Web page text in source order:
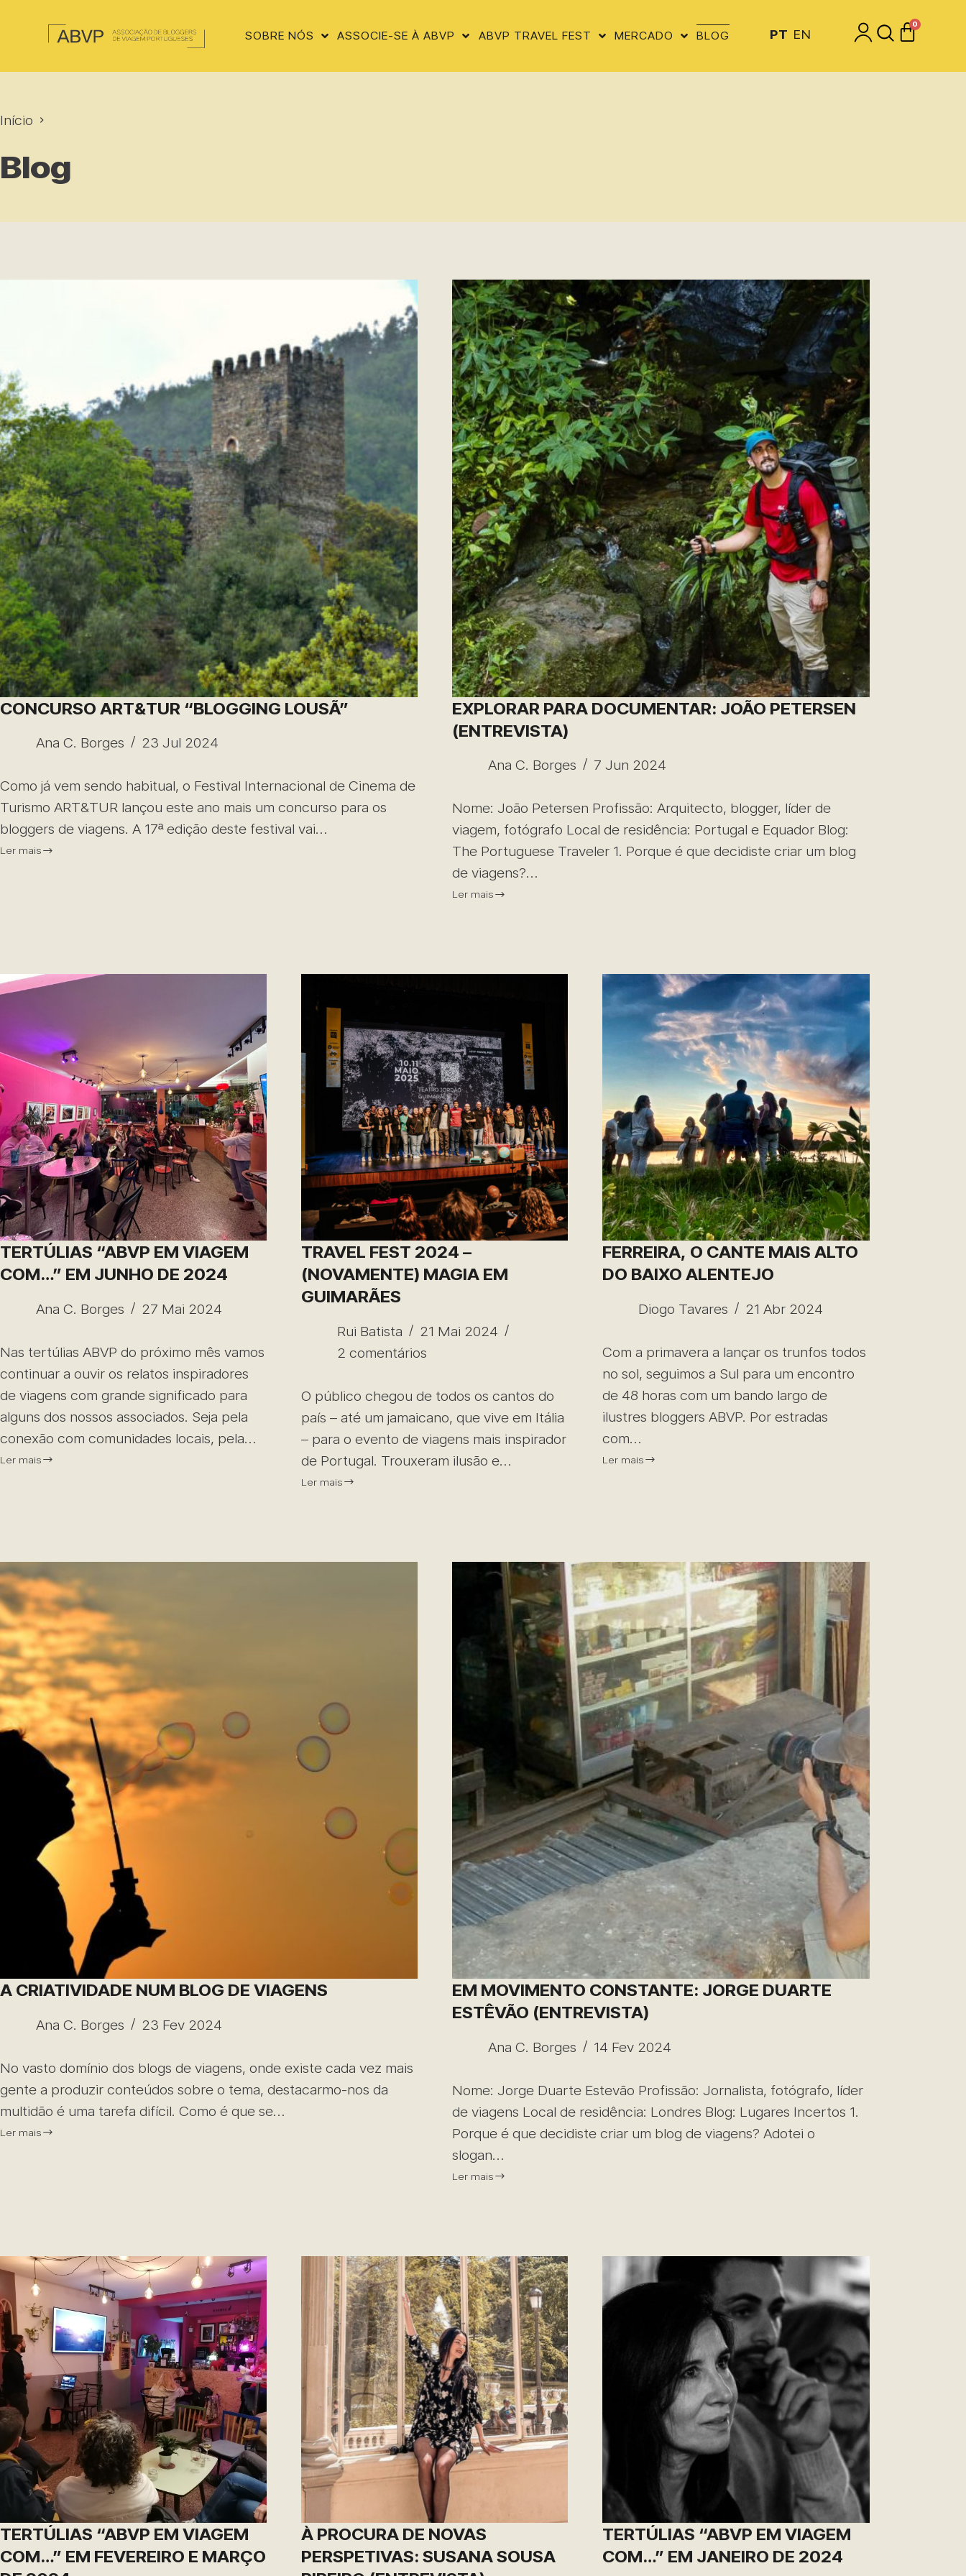
SOBRE NÓS ASSOCIE-SE À ABVP ABVP TRAVEL FEST MERCADO BLOG PT EN
0
Início
Blog
CONCURSO ART&TUR “BLOGGING LOUSÃ”
Ana C. Borges 23 Jul 2024
Como já vem sendo habitual, o Festival Internacional de Cinema de
Turismo ART&TUR lançou este ano mais um concurso para os
bloggers de viagens. A 17ª edição deste festival vai…
Ler mais
EXPLORAR PARA DOCUMENTAR: JOÃO PETERSEN
(ENTREVISTA)
Ana C. Borges 7 Jun 2024
Nome: João Petersen Profissão: Arquitecto, blogger, líder de
viagem, fotógrafo Local de residência: Portugal e Equador Blog:
The Portuguese Traveler 1. Porque é que decidiste criar um blog
de viagens?…
Ler mais
TERTÚLIAS “ABVP EM VIAGEM
COM…” EM JUNHO DE 2024
Ana C. Borges 27 Mai 2024
Nas tertúlias ABVP do próximo mês vamos
continuar a ouvir os relatos inspiradores
de viagens com grande significado para
alguns dos nossos associados. Seja pela
conexão com comunidades locais, pela…
Ler mais
TRAVEL FEST 2024 –
(NOVAMENTE) MAGIA EM
GUIMARÃES
Rui Batista
21 Mai 2024
2 comentários
O público chegou de todos os cantos do
país – até um jamaicano, que vive em Itália
– para o evento de viagens mais inspirador
de Portugal. Trouxeram ilusão e…
Ler mais
FERREIRA, O CANTE MAIS ALTO
DO BAIXO ALENTEJO​
Diogo Tavares 21 Abr 2024
Com a primavera a lançar os trunfos todos
no sol, seguimos a Sul para um encontro
de 48 horas com um bando largo de
ilustres bloggers ABVP. Por estradas
com…
Ler mais
A CRIATIVIDADE NUM BLOG DE VIAGENS
Ana C. Borges 23 Fev 2024
No vasto domínio dos blogs de viagens, onde existe cada vez mais
gente a produzir conteúdos sobre o tema, destacarmo-nos da
multidão é uma tarefa difícil. Como é que se…
Ler mais
EM MOVIMENTO CONSTANTE: JORGE DUARTE
ESTÊVÃO (ENTREVISTA)
Ana C. Borges 14 Fev 2024
Nome: Jorge Duarte Estevão Profissão: Jornalista, fotógrafo, líder
de viagens Local de residência: Londres Blog: Lugares Incertos 1.
Porque é que decidiste criar um blog de viagens? Adotei o
slogan…
Ler mais
TERTÚLIAS “ABVP EM VIAGEM
COM…” EM FEVEREIRO E MARÇO
À PROCURA DE NOVAS
PERSPETIVAS: SUSANA SOUSA
TERTÚLIAS “ABVP EM VIAGEM
COM…” EM JANEIRO DE 2024